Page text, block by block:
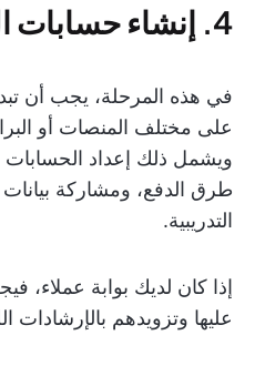
4. إنشاء حسابات العملاء
في هذه المرحلة، يجب أن
على مختلف المنصات أو
ويشمل ذلك إعداد الحسابات
طرق الدفع، ومشاركة
التدريبية.
إذا كان لديك بوابة عملاء،
عليها وتزويدهم بالإرشادات